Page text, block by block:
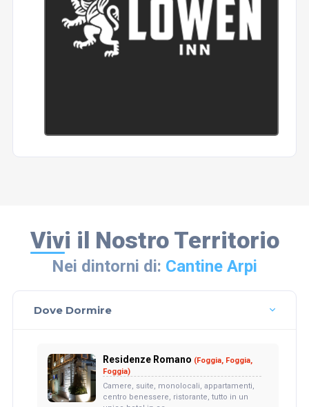
Vivi il Nostro Territorio
Nei dintorni di: Cantine Arpi
Dove Dormire
Residenze Romano (Foggia, Foggia,
Foggia)
Camere, suite, monolocali, appartamenti,
centro benessere, ristorante, tutto in un